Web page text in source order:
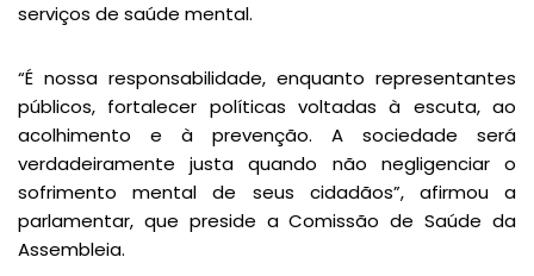
serviços de saúde mental.
“É nossa responsabilidade, enquanto representantes
públicos, fortalecer políticas voltadas à escuta, ao
acolhimento e à prevenção. A sociedade será
verdadeiramente justa quando não negligenciar o
sofrimento mental de seus cidadãos”, afirmou a
parlamentar, que preside a Comissão de Saúde da
Assembleia.